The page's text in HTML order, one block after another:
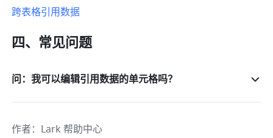
跨表格引用数据
四、常见问题
问：我可以编辑引用数据的单元格吗？
作者： Lark 帮助中心